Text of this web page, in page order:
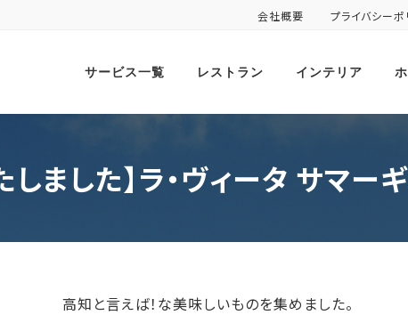
会社概要 プライバシーポ
サービス一覧 レストラン インテリア
しました】ラ・ヴィータ サマー
高知と言えば！な美味しいものを集めました。